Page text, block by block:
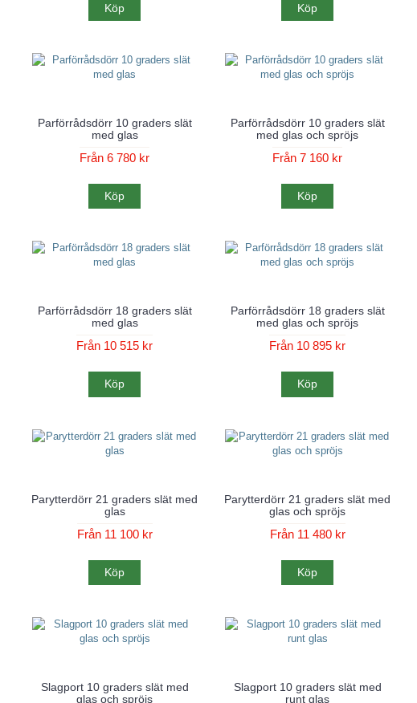
Köp Köp
Parförrådsdörr 10 graders slät
med glas
Från 6 780 kr
Köp
Parförrådsdörr 10 graders slät
med glas och spröjs
Från 7 160 kr
Köp
Parförrådsdörr 18 graders slät
med glas
Från 10 515 kr
Köp
Parförrådsdörr 18 graders slät
med glas och spröjs
Från 10 895 kr
Köp
Parytterdörr 21 graders slät med
glas
Från 11 100 kr
Köp
Parytterdörr 21 graders slät med
glas och spröjs
Från 11 480 kr
Köp
Slagport 10 graders slät med
glas och spröjs
Slagport 10 graders slät med
runt glas